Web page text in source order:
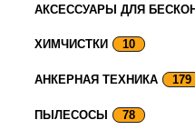
АКСЕССУАРЫ ДЛЯ
ХИМЧИСТКИ 10
АНКЕРНАЯ ТЕХНИКА 179
ПЫЛЕСОСЫ 78